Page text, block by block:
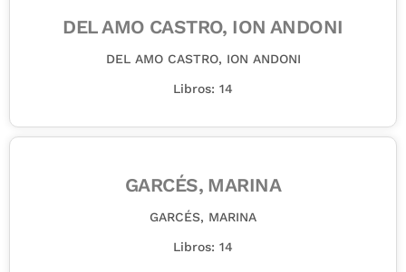
DEL AMO CASTRO, ION ANDONI
DEL AMO CASTRO, ION ANDONI
Libros: 14
GARCÉS, MARINA
GARCÉS, MARINA
Libros: 14